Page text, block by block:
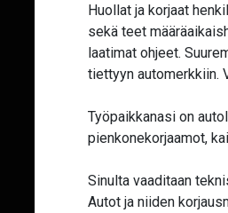
Huollat ja korjaat
sekä teet
laatimat ohjeet.
tiettyyn automerkkiin.
Työpaikkanasi on
pienkonekorjaamot,
Sinulta vaaditaan
Autot ja niiden